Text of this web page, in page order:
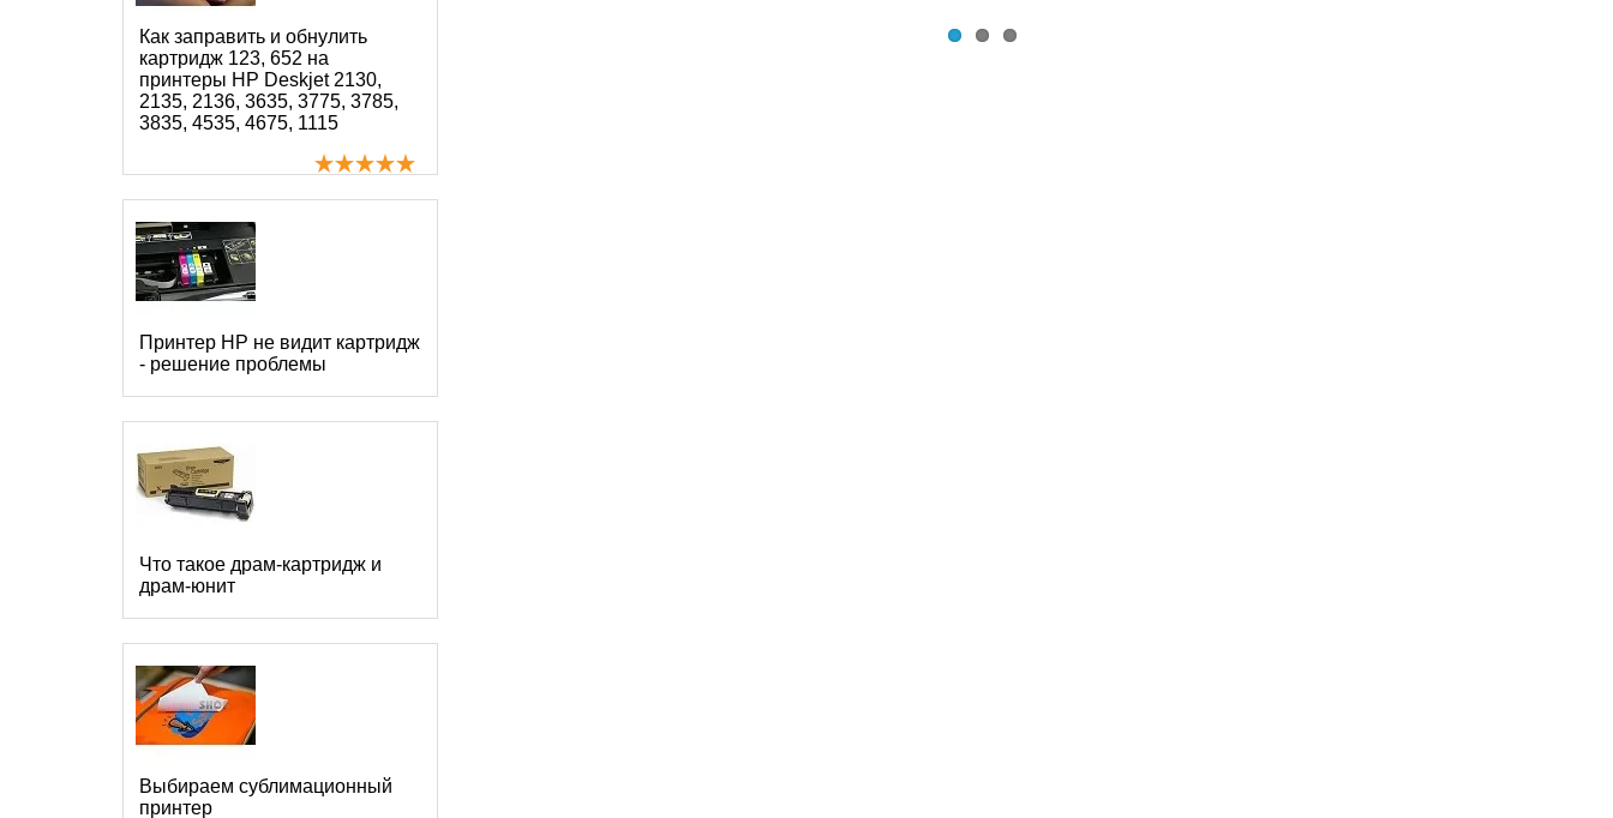
Как заправить и обнулить
картридж 123, 652 на
принтеры HP Deskjet 2130,
2135, 2136, 3635, 3775, 3785,
3835, 4535, 4675, 1115
Принтер HP не видит картридж
- решение проблемы
Что такое драм-картридж и
драм-юнит
Выбираем сублимационный
принтер